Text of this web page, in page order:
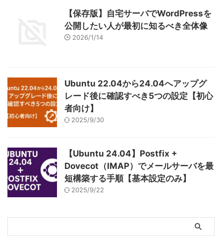
【保存版】自宅サーバでWordPressを
公開したい人が最初に知るべき全体像
2026/1/14
Ubuntu 22.04から24.04へアップグ
レード後に確認すべき5つの設定【初心
者向け】
2025/9/30
【Ubuntu 24.04】Postfix +
Dovecot（IMAP）でメールサーバを最
短構築する手順【基本設定のみ】
2025/9/22